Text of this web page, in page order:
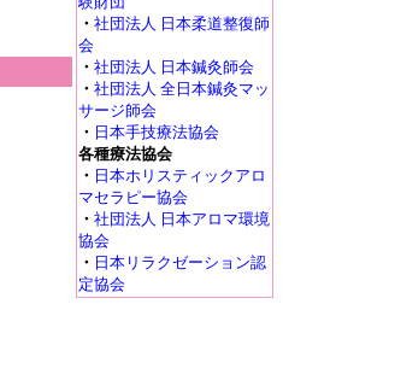
・ 社団法人 日本柔道整復師
会
・ 社団法人 日本鍼灸師会
・ 社団法人 全日本鍼灸マッ
サージ師会
・ 日本手技療法協会
各種療法協会
・ 日本ホリスティックアロ
マセラピー協会
・ 社団法人 日本アロマ環境
協会
・ 日本リラクゼーション認
定協会